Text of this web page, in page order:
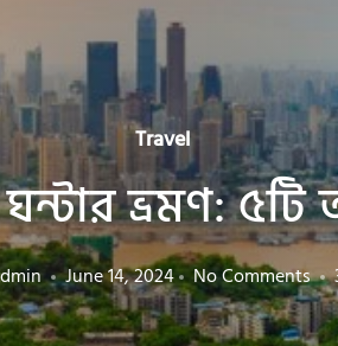
Travel
ভ্রমণ: ৫টি
June 14, 2024 No Comments